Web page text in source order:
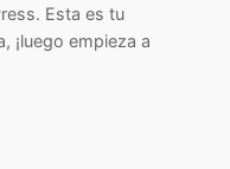
Esta es tu
¡luego empieza a